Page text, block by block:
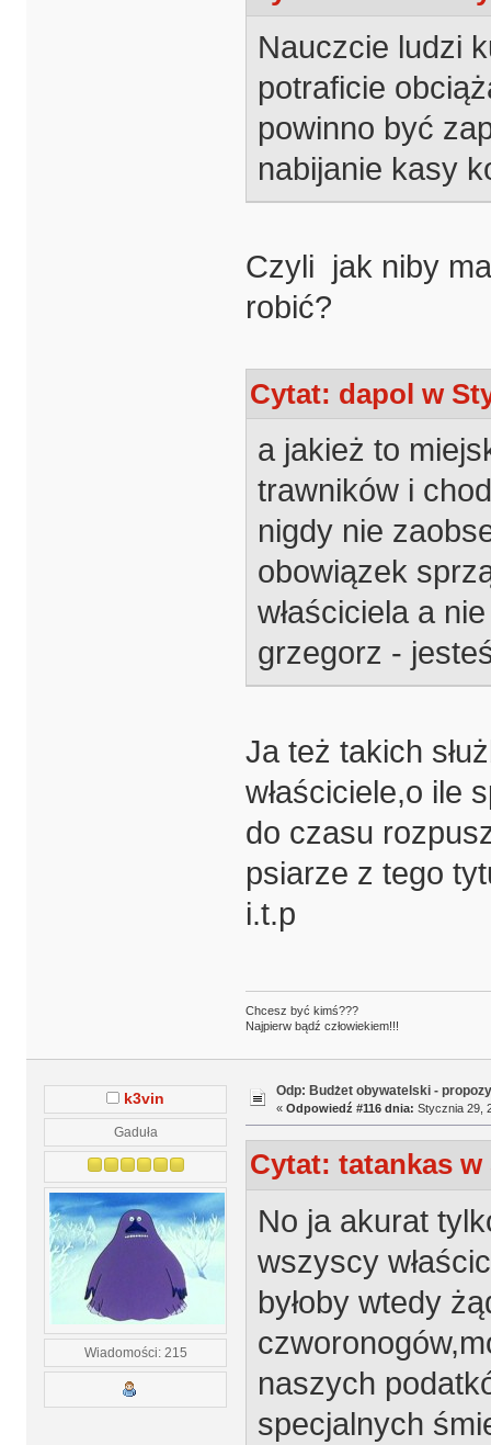
Nauczcie ludzi
potraficie
powinno być
nabijanie kasy
Czyli jak niby
robić?
Cytat: dapol w
a jakież to
trawników i
nigdy nie
obowiązek
właściciela a
grzegorz -
Ja też takich
właściciele,o ile
do czasu
psiarze z tego
i.t.p
Chcesz być kimś???
Najpierw bądź człowiekiem!!!
k3vin
Gaduła
Wiadomości: 215
Odp: Budżet obywatelski -
« Odpowiedź #116 dnia: Stycznia 29,
Cytat: tatankas w
No ja akurat
wszyscy
byłoby wtedy
naszych
specjalnych